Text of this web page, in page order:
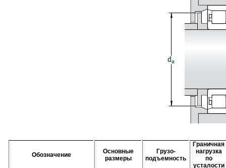
Обозначение
Основные
размеры
Грузо-
подъемность
Граничная
нагрузка
по
усталости